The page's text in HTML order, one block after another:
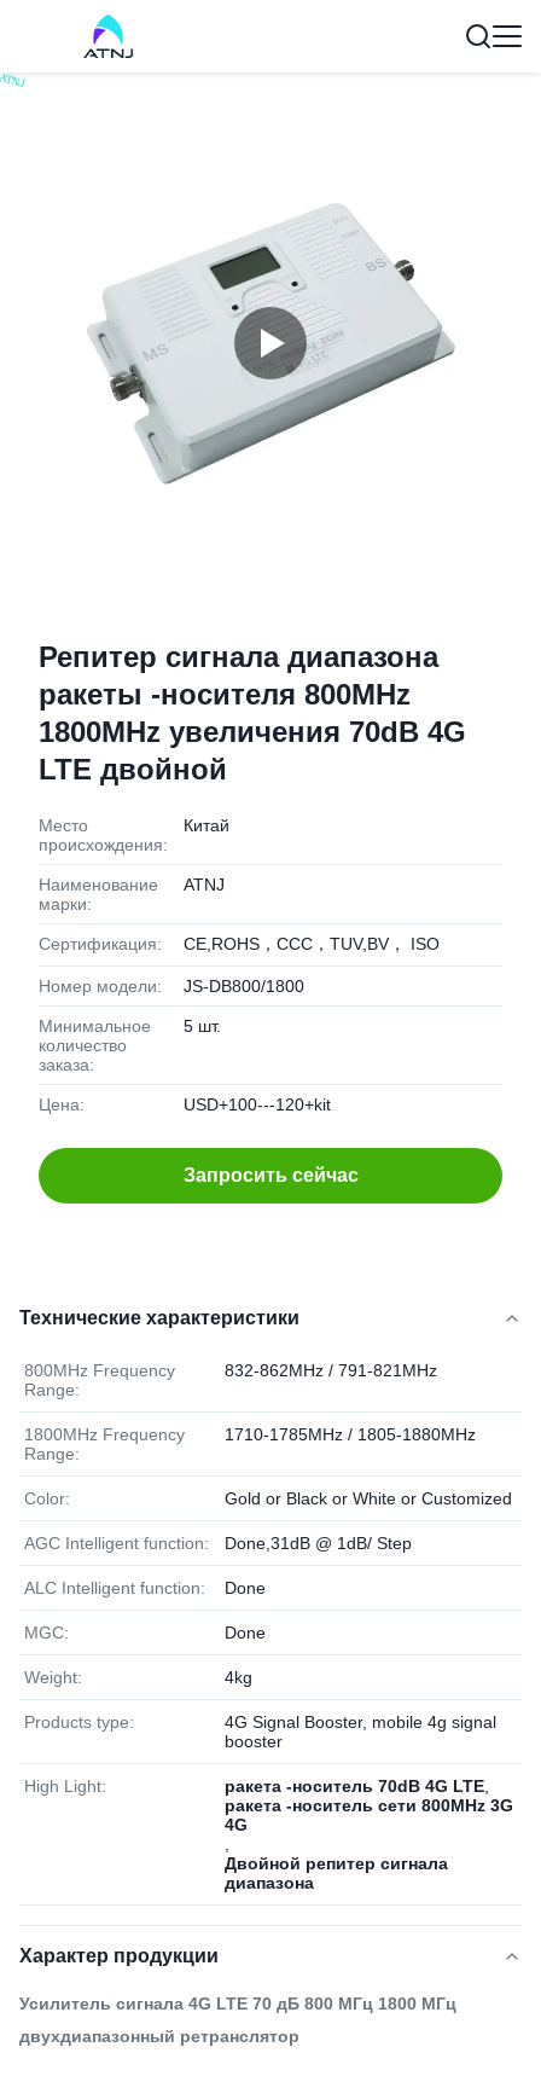
Репитер сигнала диапазона
ракеты -носителя 800MHz
1800MHz увеличения 70dB 4G
LTE двойной
Место
происхождения:
Китай
Наименование
марки:
ATNJ
Сертификация: CE,ROHS，CCC，TUV,BV， ISO
Номер модели: JS-DB800/1800
Минимальное
количество
заказа:
5 шт.
Цена: USD+100---120+kit
Запросить сейчас
Технические характеристики
800MHz Frequency
Range:
832-862MHz / 791-821MHz
1800MHz Frequency
Range:
1710-1785MHz / 1805-1880MHz
Color: Gold or Black or White or Customized
AGC Intelligent function: Done,31dB @ 1dB/ Step
ALC Intelligent function: Done
MGC: Done
Weight: 4kg
Products type:
4G Signal Booster, mobile 4g signal
booster
High Light: ракета -носитель 70dB 4G LTE
ракета -носитель сети 800MHz 3G
4G
Двойной репитер сигнала
диапазона
Характер продукции
Усилитель сигнала 4G LTE 70 дБ 800 МГц 1800 МГц
двухдиапазонный ретранслятор